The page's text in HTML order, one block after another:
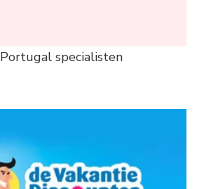
Portugal specialisten